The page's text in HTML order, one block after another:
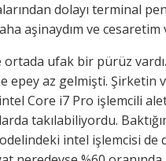
dolayı terminal
aşinaydım ve cesaretim
ortada ufak bir pürüz
epey az gelmişti. Şirketin
intel Core i7 Pro işlemcili
takılabiliyordu.
intel işlemcisi de